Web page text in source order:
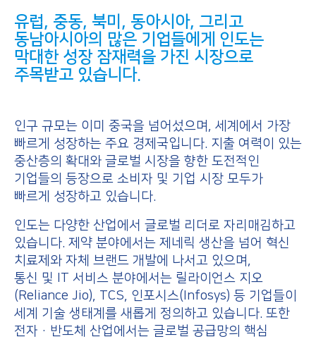
유럽, 중동, 북미, 동아시아, 그리고
동남아시아의 많은 기업들에게 인도는
막대한 성장 잠재력을 가진 시장으로
주목받고 있습니다.
인구 규모는 이미 중국을 넘어섰으며, 세계에서 가장
빠르게 성장하는 주요 경제국입니다. 지출 여력이 있는
중산층의 확대와 글로벌 시장을 향한 도전적인
기업들의 등장으로 소비자 및 기업 시장 모두가
빠르게 성장하고 있습니다.
인도는 다양한 산업에서 글로벌 리더로 자리매김하고
있습니다. 제약 분야에서는 제네릭 생산을 넘어 혁신
치료제와 자체 브랜드 개발에 나서고 있으며,
통신 및 IT 서비스 분야에서는 릴라이언스 지오
(Reliance Jio), TCS, 인포시스(Infosys) 등 기업들이
세계 기술 생태계를 새롭게 정의하고 있습니다. 또한
전자·반도체 산업에서는 글로벌 공급망의 핵심